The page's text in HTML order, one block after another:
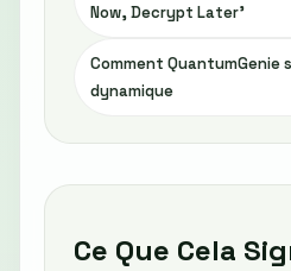
Now, Decrypt Later'
Comment QuantumGenie
dynamique
Ce Que Cela